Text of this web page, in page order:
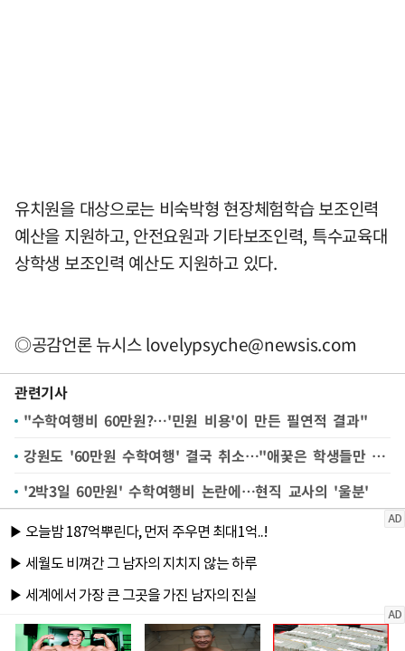
유치원을 대상으로는 비숙박형 현장체험학습 보조인력
예산을 지원하고, 안전요원과 기타보조인력, 특수교육대
상학생 보조인력 예산도 지원하고 있다.
◎공감언론 뉴시스lovelypsyche@newsis.com
관련기사
"수학여행비 60만원?…'민원 비용'이 만든 필연적 결과"
강원도 '60만원 수학여행' 결국 취소…"애꿎은 학생들만 피해"
'2박3일 60만원' 수학여행비 논란에…현직 교사의 '울분'